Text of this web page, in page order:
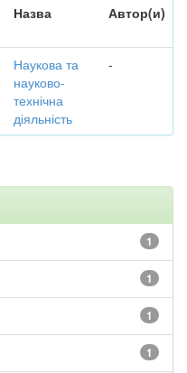
Назва Автор(и)
Наукова та
науково-
технічна
діяльність
-
1
1
1
1